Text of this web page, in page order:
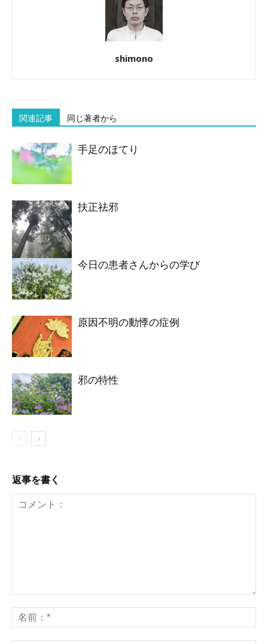
shimono
関連記事 同じ著者から
手足のほてり
扶正祛邪
今日の患者さんからの学び
原因不明の動悸の症例
邪の特性
返事を書く